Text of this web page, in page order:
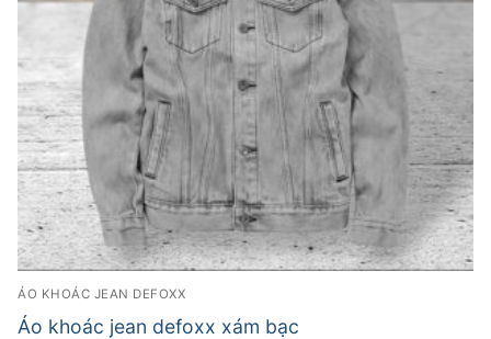
ÁO KHOÁC JEAN DEFOXX
Áo khoác jean defoxx xám bạc